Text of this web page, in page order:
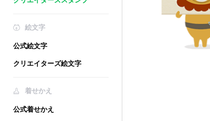
絵文字
公式絵文字
クリエイターズ絵文字
着せかえ
公式着せかえ